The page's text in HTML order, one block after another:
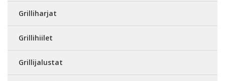
Grilliharjat
Grillihiilet
Grillijalustat